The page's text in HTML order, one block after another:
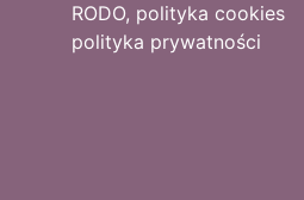
RODO, polityka cookies
polityka prywatności